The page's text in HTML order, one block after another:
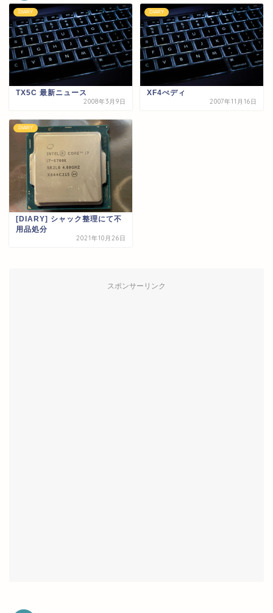
DIARY
TX5C 最新ニュース
2008年3月9日
DIARY
XF4ぺディ
2007年11月16日
DIARY
[DIARY] シャック整理にて不
用品処分
2021年10月26日
スポンサーリンク